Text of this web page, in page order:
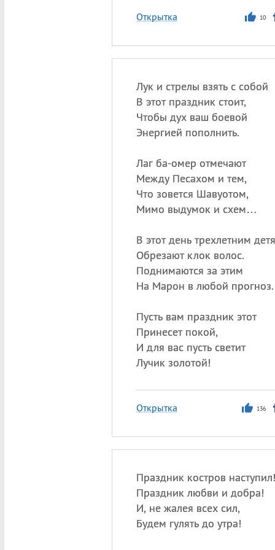
Открытка 10
Лук и стрелы взять с собой
В этот праздник стоит,
Чтобы дух ваш боевой
Энергией пополнить.
Лаг ба-омер отмечают
Между Песахом и тем,
Что зовется Шавуотом,
Мимо выдумок и схем…
В этот день трехлетним
Обрезают клок волос.
Поднимаются за этим
На Марон в любой прогноз.
Пусть вам праздник этот
Принесет покой,
И для вас пусть светит
Лучик золотой!
Открытка 136
Праздник костров наступил!
Праздник любви и добра!
И, не жалея всех сил,
Будем гулять до утра!